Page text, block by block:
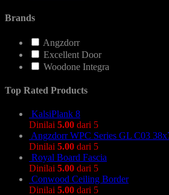
Brands
Angzdorr
Excellent Door
Woodone Integra
Top Rated Products
KalsiPlank 8
Dinilai 5.00 dari 5
Angzdorr WPC Series GL C03
Dinilai 5.00 dari 5
Royal Board Fascia
Dinilai 5.00 dari 5
Conwood Ceiling Border
Dinilai 5.00 dari 5